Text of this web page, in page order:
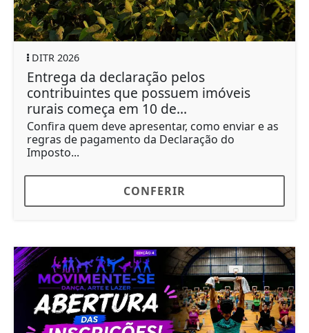
DITR 2026
Entrega da declaração pelos
contribuintes que possuem imóveis
rurais começa em 10 de...
Confira quem deve apresentar, como enviar e as
regras de pagamento da Declaração do
Imposto...
CONFERIR